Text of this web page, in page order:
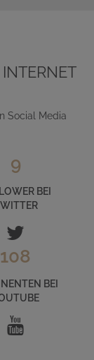
Social Media
9
BEI
108
BEI